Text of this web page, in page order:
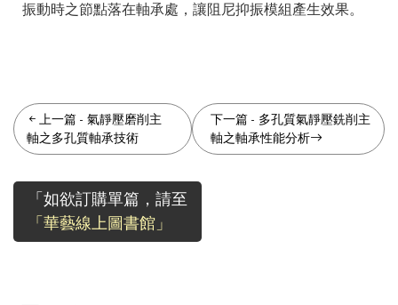
振動時之節點落在軸承處，讓阻尼抑振模組產生效果。
上一篇 - 氣靜壓磨削主
軸之多孔質軸承技術
下一篇- 多孔質氣靜壓銑削主
軸之軸承性能分析
「如欲訂購單篇，請至
「華藝線上圖書館」